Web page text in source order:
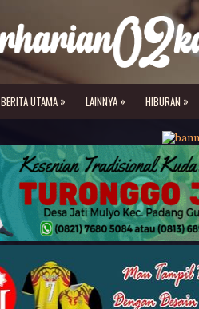
BERITA UTAMA » LAINNYA » HIBURAN »